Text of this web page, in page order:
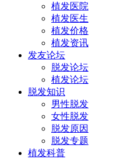
植发医院
植发医生
植发价格
植发资讯
发友论坛
脱发论坛
植发论坛
脱发知识
男性脱发
女性脱发
脱发原因
脱发专题
植发科普